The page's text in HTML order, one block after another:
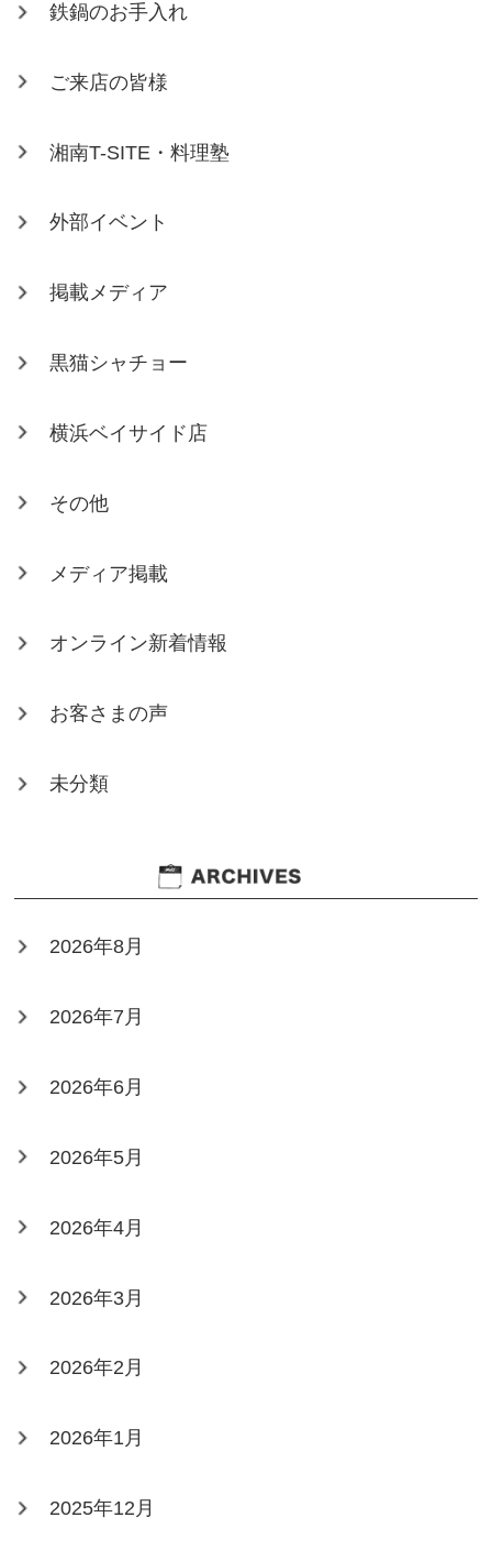
鉄鍋のお手入れ
ご来店の皆様
湘南T-SITE・料理塾
外部イベント
掲載メディア
黒猫シャチョー
横浜ベイサイド店
その他
メディア掲載
オンライン新着情報
お客さまの声
未分類
2026年8月
2026年7月
2026年6月
2026年5月
2026年4月
2026年3月
2026年2月
2026年1月
2025年12月